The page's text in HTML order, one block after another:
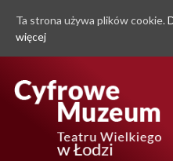
Ta strona używa plików cookie.
więcej